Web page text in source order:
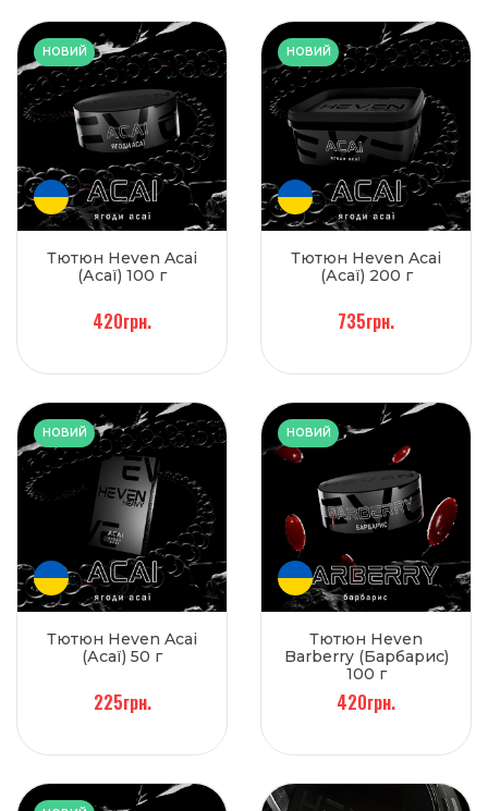
НОВИЙ
Тютюн Heven Acai
(Асаї) 100 г
420грн.
НОВИЙ
Тютюн Heven Acai
(Асаї) 200 г
735грн.
НОВИЙ
Тютюн Heven Acai
(Асаї) 50 г
225грн.
НОВИЙ
Тютюн Heven
Barberry (Барбарис)
100 г
420грн.